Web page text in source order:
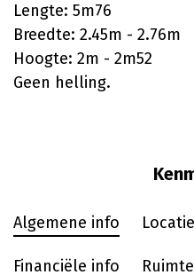
Lengte: 5m76
Breedte: 2.45m - 2.76m
Hoogte: 2m - 2m52
Geen helling.
Algemene info Locatie
Financiële info